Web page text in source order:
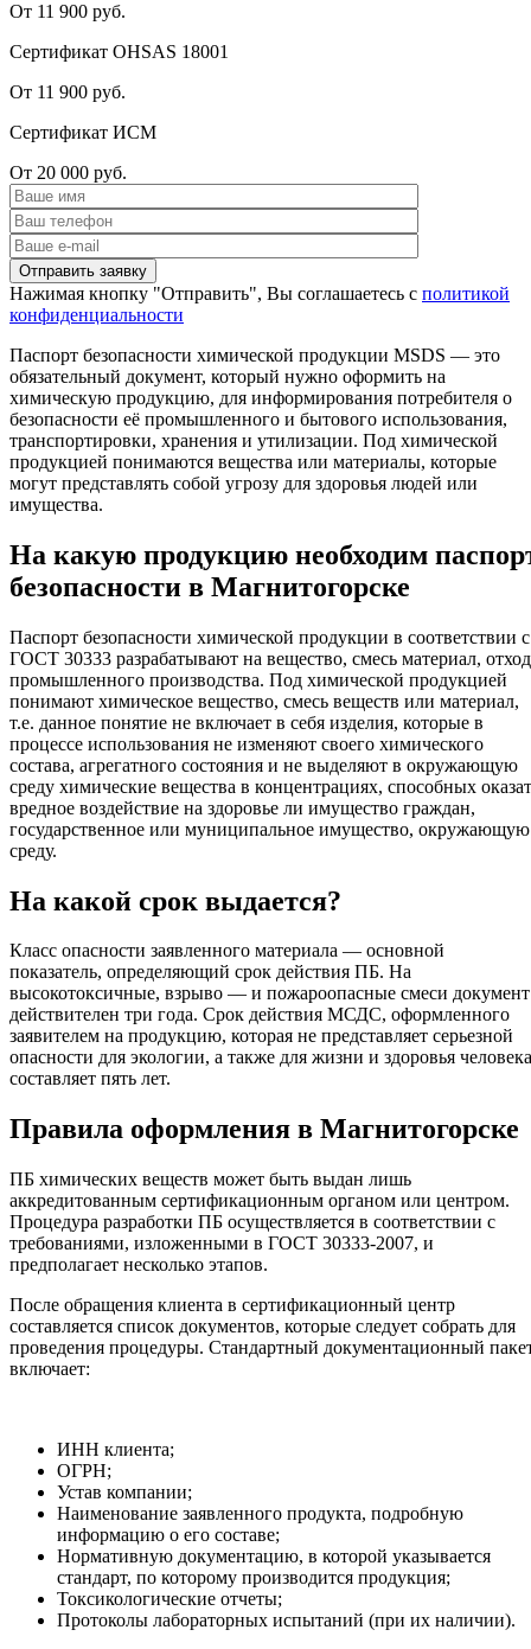
От 11 900 руб.
Сертификат OHSAS 18001
От 11 900 руб.
Сертификат ИСМ
От 20 000 руб.
Нажимая кнопку "Отправить", Вы соглашаетесь с политикой
конфиденциальности
Паспорт безопасности химической продукции MSDS — это
обязательный документ, который нужно оформить на
химическую продукцию, для информирования потребителя о
безопасности её промышленного и бытового использования,
транспортировки, хранения и утилизации. Под химической
продукцией понимаются вещества или материалы, которые
могут представлять собой угрозу для здоровья людей или
имущества.
На какую продукцию необходим
безопасности в Магнитогорске
Паспорт безопасности химической продукции в соответствии с
ГОСТ 30333 разрабатывают на вещество, смесь материал, отход
промышленного производства. Под химической продукцией
понимают химическое вещество, смесь веществ или материал,
т.е. данное понятие не включает в себя изделия, которые в
процессе использования не изменяют своего химического
состава, агрегатного состояния и не выделяют в окружающую
среду химические вещества в концентрациях, способных
вредное воздействие на здоровье ли имущество граждан,
государственное или муниципальное имущество, окружающую
среду.
На какой срок выдается?
Класс опасности заявленного материала — основной
показатель, определяющий срок действия ПБ. На
высокотоксичные, взрыво — и пожароопасные смеси документ
действителен три года. Срок действия МСДС, оформленного
заявителем на продукцию, которая не представляет серьезной
опасности для экологии, а также для жизни и здоровья
составляет пять лет.
Правила оформления в Магнитогорске
ПБ химических веществ может быть выдан лишь
аккредитованным сертификационным органом или центром.
Процедура разработки ПБ осуществляется в соответствии с
требованиями, изложенными в ГОСТ 30333-2007, и
предполагает несколько этапов.
После обращения клиента в сертификационный центр
составляется список документов, которые следует собрать для
проведения процедуры. Стандартный документационный
включает:
ИНН клиента;
ОГРН;
Устав компании;
Наименование заявленного продукта, подробную
информацию о его составе;
Нормативную документацию, в которой указывается
стандарт, по которому производится продукция;
Токсикологические отчеты;
Протоколы лабораторных испытаний (при их наличии).